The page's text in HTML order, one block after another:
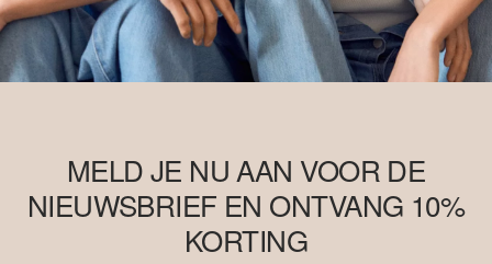
MELD JE NU AAN VOOR DE
NIEUWSBRIEF EN ONTVANG 10%
KORTING